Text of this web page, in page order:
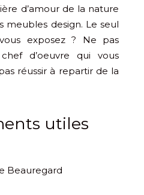
d’amour de la nature
meubles design. Le seul
exposez ? Ne pas
d’oeuvre qui vous
réussir à repartir de la
utiles
Beauregard